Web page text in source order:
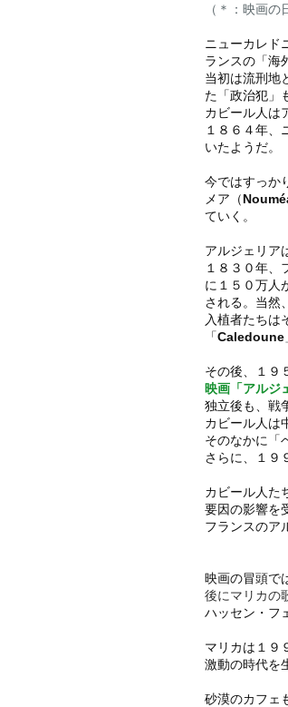
（＊：映画の
ニューカレド
ランスの「海
当初は流刑地
た「政治犯」
カビール人は
１８６４年、
いたようだ。
今ではすっか
メア（
ていく。
アルジェリア
１８３０年、
に１５０万人
される。当然
入植者たちは
「Caledoune
その後、１９
映画「アルジ
独立後も、戦
カビール人は
そのなかに「
さらに、１９
カビール人た
要因の影響を
フランスのア
映画の冒頭で
後にマリカの
ハッセン・フ
マリカは１９
激動の時代を
砂漠のカフェ